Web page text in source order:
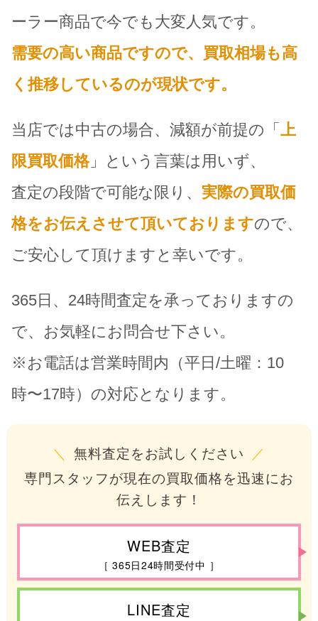
ーラー商品で今でも大変人気です。
需要の高い商品ですので、買取相場も高
く推移しているのが現状です。
当店では中古の場合、減額が前提の「 上
限買取価格」という言葉は用いず、
査定の段階で可能な限り、 実際の買取価
格をお伝えさせて頂いておりますので、
ご安心して頂けますと幸いです。
365日、24時間査定を承っておりますの
で、お気軽にお問合せ下さい。
※お電話は営業時間内（平日/土曜：10
時〜17時）の対応となります。
＼ 無料査定をお試しください ／
専門スタッフが現在の買取価格を迅速にお
伝えします！
WEB査定
［ 365日24時間受付中 ］
LINE査定